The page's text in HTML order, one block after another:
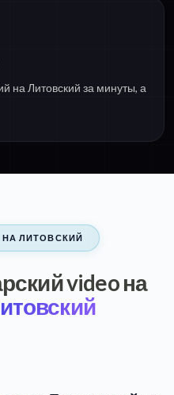
на Литовский за минуты, а
НА ЛИТОВСКИЙ
video на